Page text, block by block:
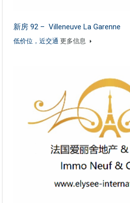
新房 92 – Villeneuve La Garenne
低价位，近交通 更多信息